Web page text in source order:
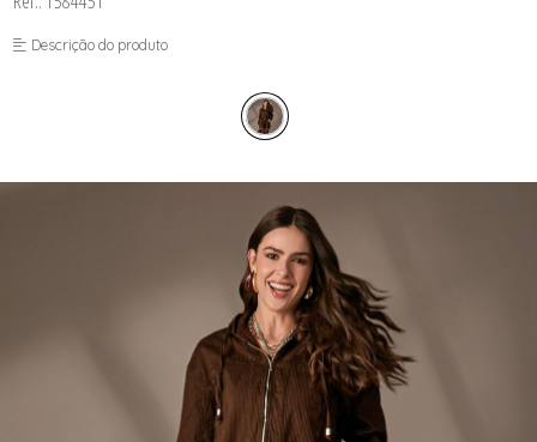
LONGO-AGOSTO I-
MACAC-AGOSTO I-
Descrição do produto